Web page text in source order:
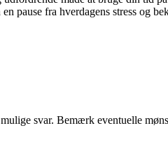
pause fra hverdagens stress og
svar. Bemærk eventuelle